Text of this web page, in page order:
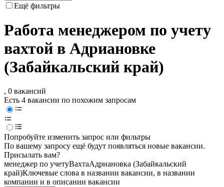
Ещё фильтры
Работа менеджером по учету
вахтой в Адриановке
(Забайкальский край)
, 0 вакансий
Есть 4 вакансии по похожим запросам
Попробуйте изменить запрос или фильтры
По вашему запросу ещё будут появляться новые вакансии.
Присылать вам?
менеджер по учетуВахтаАдриановка (Забайкальский
край)Ключевые слова в названии вакансии, в названии
компании и в описании вакансии